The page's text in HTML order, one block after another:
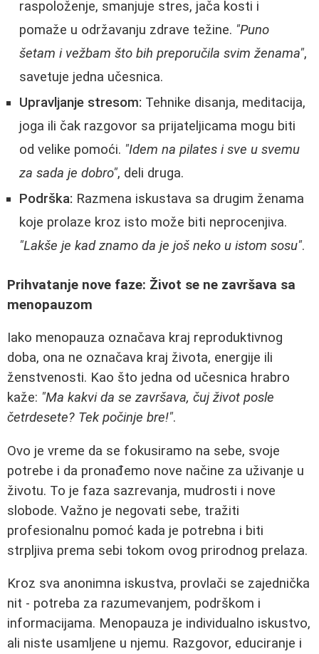
raspoloženje, smanjuje stres, jača kosti i
pomaže u održavanju zdrave težine. "Puno
šetam i vežbam što bih preporučila svim ženama",
savetuje jedna učesnica.
Upravljanje stresom: Tehnike disanja, meditacija,
joga ili čak razgovor sa prijateljicama mogu biti
od velike pomoći. "Idem na pilates i sve u svemu
za sada je dobro", deli druga.
Podrška: Razmena iskustava sa drugim ženama
koje prolaze kroz isto može biti neprocenjiva.
"Lakše je kad znamo da je još neko u istom sosu".
Prihvatanje nove faze: Život se ne završava sa
menopauzom
Iako menopauza označava kraj reproduktivnog
doba, ona ne označava kraj života, energije ili
ženstvenosti. Kao što jedna od učesnica hrabro
kaže: "Ma kakvi da se završava, čuj život posle
četrdesete? Tek počinje bre!".
Ovo je vreme da se fokusiramo na sebe, svoje
potrebe i da pronađemo nove načine za uživanje u
životu. To je faza sazrevanja, mudrosti i nove
slobode. Važno je negovati sebe, tražiti
profesionalnu pomoć kada je potrebna i biti
strpljiva prema sebi tokom ovog prirodnog prelaza.
Kroz sva anonimna iskustva, provlači se zajednička
nit - potreba za razumevanjem, podrškom i
informacijama. Menopauza je individualno iskustvo,
ali niste usamljene u njemu. Razgovor, educiranje i